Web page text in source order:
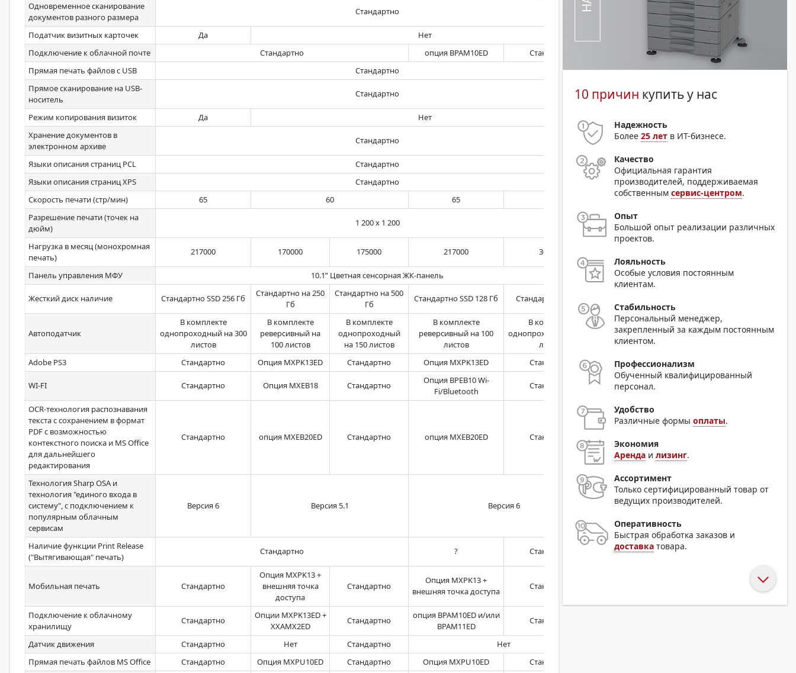
Одновременное сканирование
документов разного размера
Стандартно
Податчик визитных карточек Да
Нет
Подключение к облачной почте
Стандартно опция BPAM10ED
Стандартно
Прямая печать файлов с USB
Стандартно
Прямое сканирование на USB-
носитель
Стандартно
Режим копирования визиток Да
Нет
Хранение документов в
электронном архиве
Стандартно
Языки описания страниц PCL
Стандартно
Языки описания страниц XPS
Стандартно
Скорость печати (стр/мин)
65 60 65
Разрешение печати (точек на
дюйм)
1 200 х 1 200
Нагрузка в месяц (монохромная
печать)
217000 170000 175000 217000 300000
Панель управления МФУ 10.1” Цветная сенсорная ЖК-панель
Жесткий диск наличие Стандартно SSD 256 Гб
Стандартно на 250
Гб
Стандартно на 500
Гб
Стандартно SSD 128 Гб Стандартно на 1 Тб
Автоподатчик
В комплекте
однопроходный на 300
листов
В комплекте
реверсивный на
100 листов
В комплекте
однопроходный
на 150 листов
В комплекте
реверсивный на 100
листов
В комплекте
однопроходный на 300
листов
Adobe PS3
Стандартно Опция MXPK13ED Стандартно Опция MXPK13ED Стандартно
WI-FI Стандартно Опция MXEB18 Стандартно
Опция BPEB10 Wi-
Fi/Bluetooth
Стандартно
OCR-технология распознавания
текста с сохранением в формат
PDF с возможностью
контекстного поиска и MS Office
для дальнейшего
редактирования
Стандартно опция MXEB20ED Стандартно опция MXEB20ED Стандартно
Технология Sharp OSA и
технология "единого входа в
систему", с подключением к
популярным облачным
сервисам
Версия 6 Версия 5.1 Версия 6
Наличие функции Print Release
("Вытягивающая" печать)
Стандартно ? Стандартно
Мобильная печать Стандартно
Опция MXPK13 +
внешняя точка
доступа
Стандартно
Опция MXPK13 +
внешняя точка доступа
Стандартно
Подключение к облачному
хранилищу
Стандартно
Опции MXPK13ED +
XXAMX2ED
Стандартно
опция BPAM10ED и/или
BPAM11ED
Стандартно
Датчик движения Стандартно Нет Стандартно
Нет
Прямая печать файлов MS Office
Стандартно Опция MXPU10ED Стандартно Опция MXPU10ED
Стандартно
10 причин купить у нас
Надежность
Более25 лет в ИТ-бизнесе.
Качество
Официальная гарантия
производителей, поддерживаемая
собственнымсервис-центром.
Опыт
Большой опыт реализации различных
проектов.
Лояльность
Особые условия постоянным
клиентам.
Стабильность
Персональный менеджер,
закрепленный за каждым постоянным
клиентом.
Профессионализм
Обученный квалифицированный
персонал.
Удобство
Различные формыоплаты.
Экономия
Аренда илизинг.
Ассортимент
Только сертифицированный товар от
ведущих производителей.
Оперативность
Быстрая обработка заказов и
доставка товара.